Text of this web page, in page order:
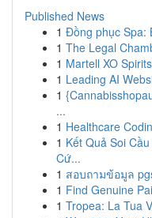
Published News
1 Đồng phục Spa:
1 The Legal
1 Martell XO
1 Leading AI
1
...
1 Healthcare
1 Kết Quả Soi
Cứ...
1 สอบถามข้อมูล
1 Find Genuine
1 Tropea: La Tua